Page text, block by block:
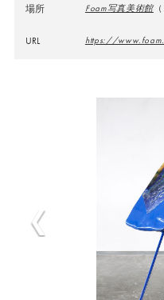
場所 Foam写真美術館（
URL https://